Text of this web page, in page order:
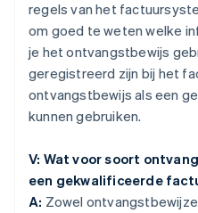
regels van het
om goed te weten welke
je het ontvangstbewijs
geregistreerd zijn bij het
ontvangstbewijs als een
kunnen gebruiken.
V: Wat voor soort
een gekwalificeerde
A: Zowel